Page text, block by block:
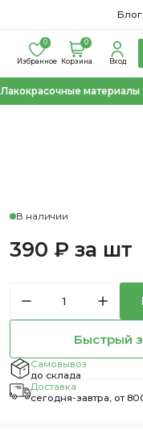
Блог
Избранное
0 0
Корзина Вход
Лакокрасочные материалы
В наличии
390 ₽ за шт
Быстрый
Самовывоз
до склада
Доставка
сегодня-завтра, от